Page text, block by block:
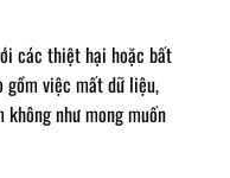
các thiệt hại hoặc bất
gồm việc mất dữ liệu,
như mong muốn